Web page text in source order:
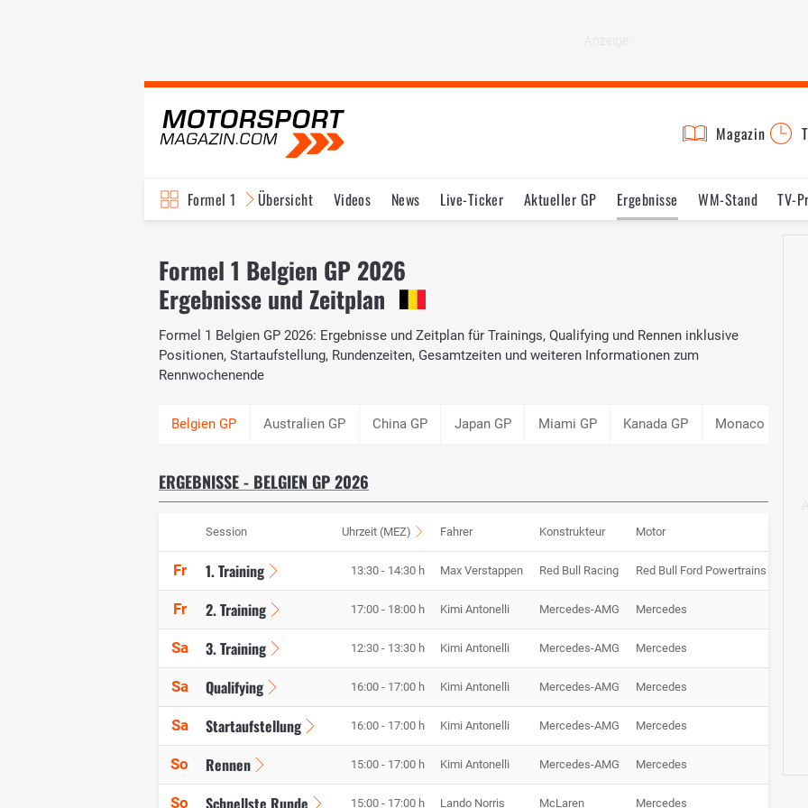
Magazin
Formel 1 Übersicht Videos News Live-Ticker Aktueller GP Ergebnisse WM-Stand TV-
Formel 1 Belgien GP 2026
Ergebnisse und Zeitplan
Formel 1 Belgien GP 2026: Ergebnisse und Zeitplan für Trainings, Qualifying und Rennen inklusive
Positionen, Startaufstellung, Rundenzeiten, Gesamtzeiten und weiteren Informationen zum
Rennwochenende
Australien GP China GP Japan GP Miami GP Kanada GP Monaco GP
ERGEBNISSE - BELGIEN GP 2026
Session Uhrzeit (MEZ) Fahrer Konstrukteur Motor
Fr 1. Training 13:30 - 14:30 h Max Verstappen Red Bull Racing Red Bull Ford Powertrains
Fr 2. Training 17:00 - 18:00 h Kimi Antonelli Mercedes-AMG Mercedes
Sa 3. Training 12:30 - 13:30 h Kimi Antonelli Mercedes-AMG Mercedes
Sa Qualifying 16:00 - 17:00 h Kimi Antonelli Mercedes-AMG Mercedes
Sa Startaufstellung 16:00 - 17:00 h Kimi Antonelli Mercedes-AMG Mercedes
So Rennen 15:00 - 17:00 h Kimi Antonelli Mercedes-AMG Mercedes
So 15:00 - 17:00 h Lando Norris McLaren Mercedes